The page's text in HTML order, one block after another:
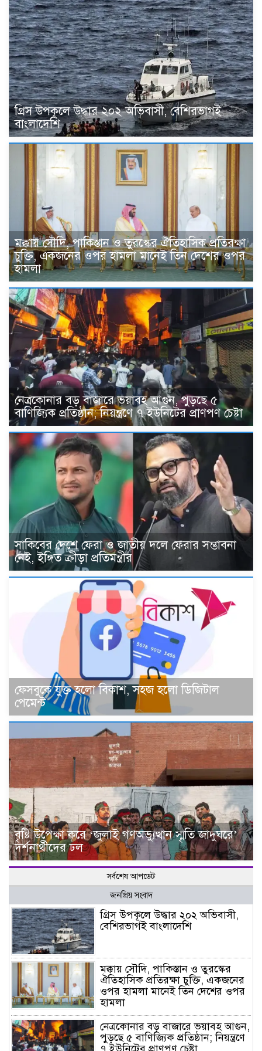
গ্রিস উপকূলে উদ্ধার ২০২ অভিবাসী, বেশিরভাগই
বাংলাদেশি
মক্কায় সৌদি, পাকিস্তান ও তুরস্কের ঐতিহাসিক প্রতিরক্ষা
চুক্তি, একজনের ওপর হামলা মানেই তিন দেশের ওপর
হামলা
নেত্রকোনার বড় বাজারে ভয়াবহ আগুন, পুড়ছে ৫
বাণিজ্যিক প্রতিষ্ঠান; নিয়ন্ত্রণে ৭ ইউনিটের প্রাণপণ চেষ্টা
সাকিবের দেশে ফেরা ও জাতীয় দলে ফেরার সম্ভাবনা
নেই, ইঙ্গিত ক্রীড়া প্রতিমন্ত্রীর
ফেসবুকে যুক্ত হলো বিকাশ, সহজ হলো ডিজিটাল
পেমেন্ট
বৃষ্টি উপেক্ষা করে ‘জুলাই গণঅভ্যুত্থান স্মৃতি জাদুঘরে’
দর্শনার্থীদের ঢল
সর্বশেষ আপডেট
জনপ্রিয় সংবাদ
গ্রিস উপকূলে উদ্ধার ২০২ অভিবাসী,
বেশিরভাগই বাংলাদেশি
মক্কায় সৌদি, পাকিস্তান ও তুরস্কের
ঐতিহাসিক প্রতিরক্ষা চুক্তি, একজনের
ওপর হামলা মানেই তিন দেশের ওপর
হামলা
নেত্রকোনার বড় বাজারে ভয়াবহ আগুন,
পুড়ছে ৫ বাণিজ্যিক প্রতিষ্ঠান; নিয়ন্ত্রণে